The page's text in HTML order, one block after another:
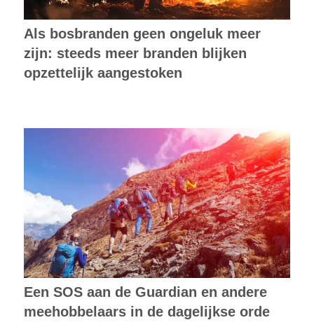
Als bosbranden geen ongeluk meer
zijn: steeds meer branden blijken
opzettelijk aangestoken
Een SOS aan de Guardian en andere
meehobbelaars in de dagelijkse orde